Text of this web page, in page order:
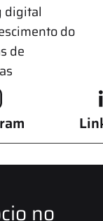
digital
do
de
no